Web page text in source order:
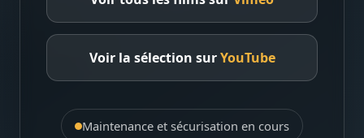
Voir la sélection surYouTube
Maintenance et sécurisation en cours